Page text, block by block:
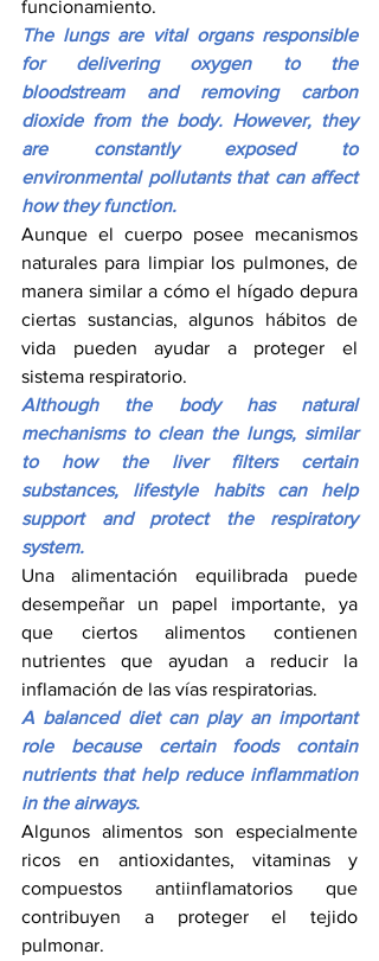
funcionamiento.
The lungs are vital organs responsible
for delivering oxygen to the
bloodstream and removing carbon
dioxide from the body. However, they
are constantly exposed to
environmental pollutants that can affect
how they function.
Aunque el cuerpo posee mecanismos
naturales para limpiar los pulmones, de
manera similar a cómo el hígado depura
ciertas sustancias, algunos hábitos de
vida pueden ayudar a proteger el
sistema respiratorio.
Although the body has natural
mechanisms to clean the lungs, similar
to how the liver filters certain
substances, lifestyle habits can help
support and protect the respiratory
system.
Una alimentación equilibrada puede
desempeñar un papel importante, ya
que ciertos alimentos contienen
nutrientes que ayudan a reducir la
inflamación de las vías respiratorias.
A balanced diet can play an important
role because certain foods contain
nutrients that help reduce inflammation
in the airways.
Algunos alimentos son especialmente
ricos en antioxidantes, vitaminas y
compuestos antiinflamatorios que
contribuyen a proteger el tejido
pulmonar.